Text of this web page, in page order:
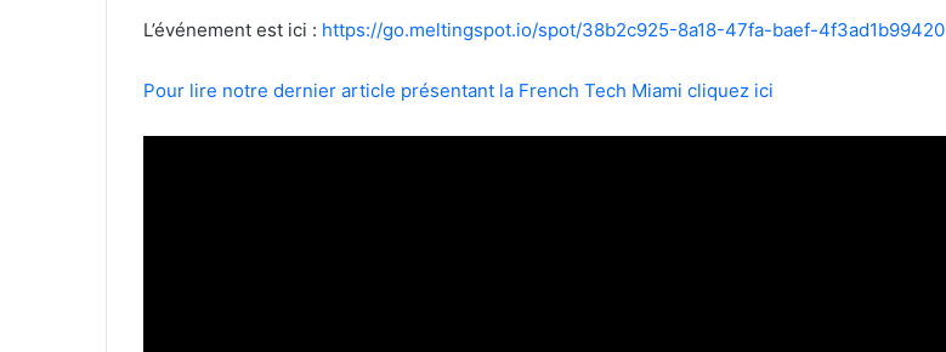
L’événement est ici : https://go.meltingspot.io/spot/38b2c925-8a18-47fa-baef-4f3ad1b99420
Pour lire notre dernier article présentant la French Tech Miami cliquez ici